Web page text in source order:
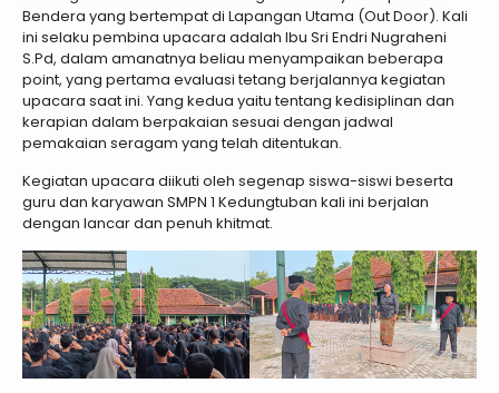
Bendera yang bertempat di Lapangan Utama (Out Door). Kali
ini selaku pembina upacara adalah Ibu Sri Endri Nugraheni
S.Pd, dalam amanatnya beliau menyampaikan beberapa
point, yang pertama evaluasi tetang berjalannya kegiatan
upacara saat ini. Yang kedua yaitu tentang kedisiplinan dan
kerapian dalam berpakaian sesuai dengan jadwal
pemakaian seragam yang telah ditentukan.
Kegiatan upacara diikuti oleh segenap siswa-siswi beserta
guru dan karyawan SMPN 1 Kedungtuban kali ini berjalan
dengan lancar dan penuh khitmat.